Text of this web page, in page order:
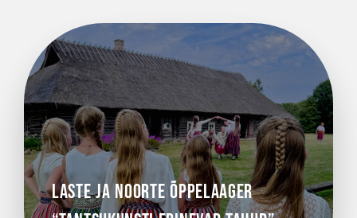
Laste ja noorte õppelaager